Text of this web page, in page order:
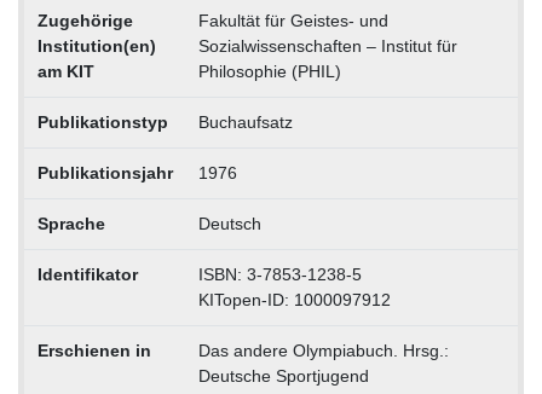
Zugehörige
Institution(en)
am KIT
Fakultät für Geistes- und
Sozialwissenschaften – Institut für
Philosophie (PHIL)
Publikationstyp Buchaufsatz
Publikationsjahr 1976
Sprache Deutsch
Identifikator
ISBN: 3-7853-1238-5
KITopen-ID: 1000097912
Erschienen in
Das andere Olympiabuch. Hrsg.:
Deutsche Sportjugend